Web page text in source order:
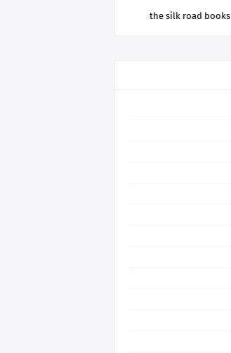
the silk road books